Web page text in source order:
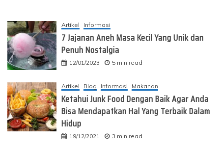
Artikel Informasi
7 Jajanan Aneh Masa Kecil Yang Unik dan
Penuh Nostalgia
12/01/2023 5 min read
Artikel Blog Informasi Makanan
Ketahui Junk Food Dengan Baik Agar Anda
Bisa Mendapatkan Hal Yang Terbaik Dalam
Hidup
19/12/2021 3 min read